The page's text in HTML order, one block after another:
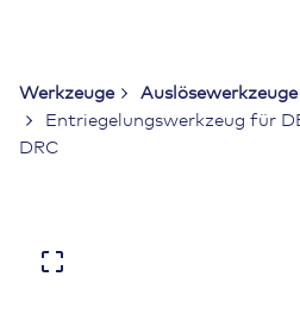
Werkzeuge
Auslösewerkzeuge
Entriegelungswerkzeug für
DRC